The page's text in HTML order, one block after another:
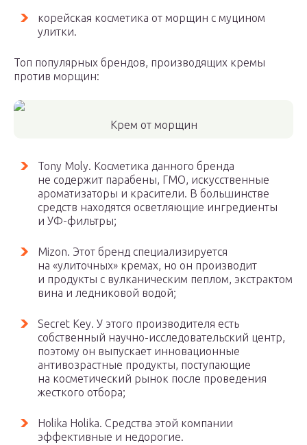
корейская косметика от морщин с муцином
улитки.
Топ популярных брендов, производящих кремы
против морщин:
Крем от морщин
Tony Moly. Косметика данного бренда
не содержит парабены, ГМО, искусственные
ароматизаторы и красители. В большинстве
средств находятся осветляющие ингредиенты
и УФ-фильтры;
Mizon. Этот бренд специализируется
на «улиточных» кремах, но он производит
и продукты с вулканическим пеплом, экстрактом
вина и ледниковой водой;
Secret Key. У этого производителя есть
собственный научно-исследовательский центр,
поэтому он выпускает инновационные
антивозрастные продукты, поступающие
на косметический рынок после проведения
жесткого отбора;
Holika Holika. Средства этой компании
эффективные и недорогие.